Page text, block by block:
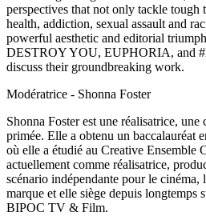
perspectives that not only tackle tough
health, addiction, sexual assault and
powerful aesthetic and editorial
DESTROY YOU, EUPHORIA, and
discuss their groundbreaking work.
Modératrice - Shonna Foster
Shonna Foster est une réalisatrice,
primée. Elle a obtenu un baccalauréat
où elle a étudié au Creative Ensemble
actuellement comme réalisatrice,
scénario indépendante pour le cinéma,
marque et elle siège depuis longtemps
BIPOC TV & Film.